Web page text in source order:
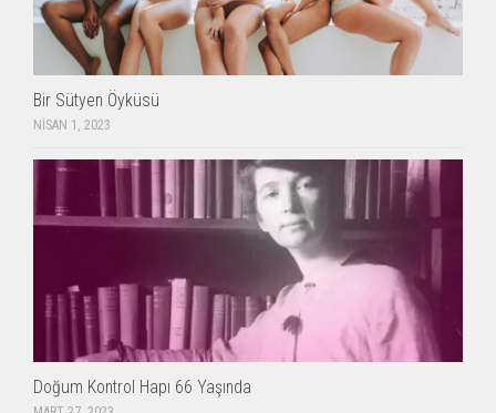
Bir Sütyen Öyküsü
NISAN 1, 2023
Doğum Kontrol Hapı 66 Yaşında